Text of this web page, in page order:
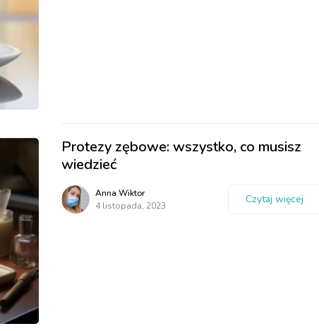
Protezy zębowe: wszystko, co musisz
wiedzieć
Anna Wiktor
4 listopada, 2023
Czytaj więcej